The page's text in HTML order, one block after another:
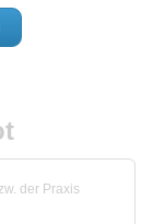
der Praxis